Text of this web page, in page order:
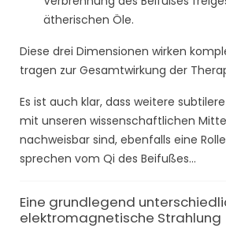
ätherischen Öle.
Diese drei Dimensionen wirken
tragen zur Gesamtwirkung der
Es ist auch klar, dass weitere
mit unseren wissenschaftlichen
nachweisbar sind, ebenfalls eine
sprechen vom Qi des Beifußes...
Eine grundlegend
elektromagnetische Strahlung